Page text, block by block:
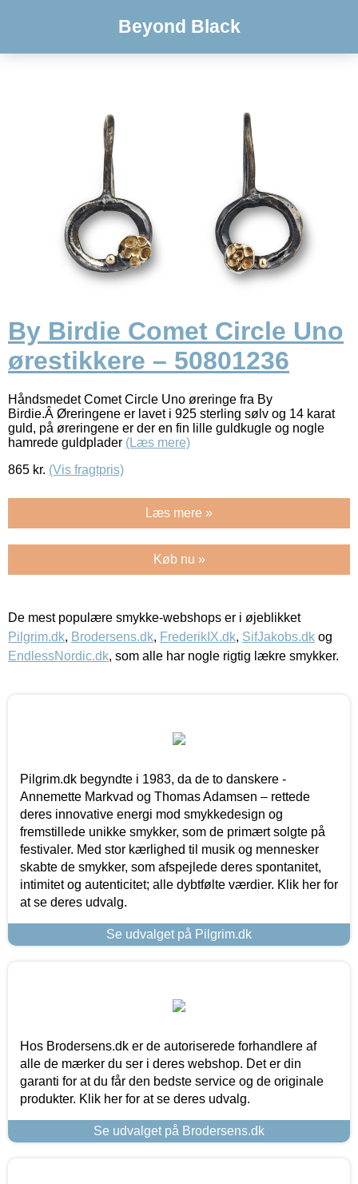
Beyond Black
By Birdie Comet Circle Uno
ørestikkere – 50801236
Håndsmedet Comet Circle Uno øreringe fra By
Birdie.Â Øreringene er lavet i 925 sterling sølv og 14 karat
guld, på øreringene er der en fin lille guldkugle og nogle
hamrede guldplader (Læs mere)
865 kr. (Vis fragtpris)
Læs mere »
Køb nu »
De mest populære smykke-webshops er i øjeblikket
Pilgrim.dk, Brodersens.dk, FrederikIX.dk, SifJakobs.dk og
EndlessNordic.dk, som alle har nogle rigtig lækre smykker.
Pilgrim.dk begyndte i 1983, da de to danskere -
Annemette Markvad og Thomas Adamsen – rettede
deres innovative energi mod smykkedesign og
fremstillede unikke smykker, som de primært solgte på
festivaler. Med stor kærlighed til musik og mennesker
skabte de smykker, som afspejlede deres spontanitet,
intimitet og autenticitet; alle dybtfølte værdier. Klik her for
at se deres udvalg.
Se udvalget på Pilgrim.dk
Hos Brodersens.dk er de autoriserede forhandlere af
alle de mærker du ser i deres webshop. Det er din
garanti for at du får den bedste service og de originale
produkter. Klik her for at se deres udvalg.
Se udvalget på Brodersens.dk